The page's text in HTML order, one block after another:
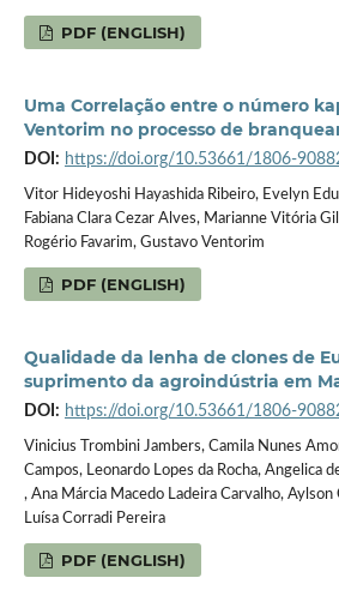
PDF (ENGLISH)
Uma Correlação entre o número
Ventorim no processo de
DOI: https://doi.org/10.53661/1806-
Vitor Hideyoshi Hayashida Ribeiro, Evelyn
Fabiana Clara Cezar Alves, Marianne Vitória
Rogério Favarim, Gustavo Ventorim
PDF (ENGLISH)
Qualidade da lenha de clones de
suprimento da agroindústria em
DOI: https://doi.org/10.53661/1806-
Vinicius Trombini Jambers, Camila Nunes
Campos, Leonardo Lopes da Rocha, Angelica
, Ana Márcia Macedo Ladeira Carvalho,
Luísa Corradi Pereira
PDF (ENGLISH)